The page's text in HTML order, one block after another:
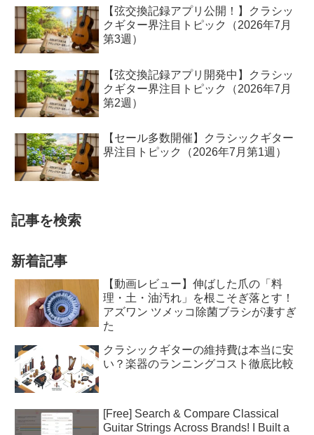
【弦交換記録アプリ公開！】クラシッ
クギター界注目トピック（2026年7月
第3週）
【弦交換記録アプリ開発中】クラシッ
クギター界注目トピック（2026年7月
第2週）
【セール多数開催】クラシックギター
界注目トピック（2026年7月第1週）
記事を検索
新着記事
【動画レビュー】伸ばした爪の「料
理・土・油汚れ」を根こそぎ落とす！
アズワン ツメッコ除菌ブラシが凄すぎ
た
クラシックギターの維持費は本当に安
い？楽器のランニングコスト徹底比較
[Free] Search & Compare Classical
Guitar Strings Across Brands! I Built a